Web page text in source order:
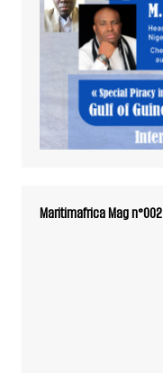
Maritimafrica Mag n°002